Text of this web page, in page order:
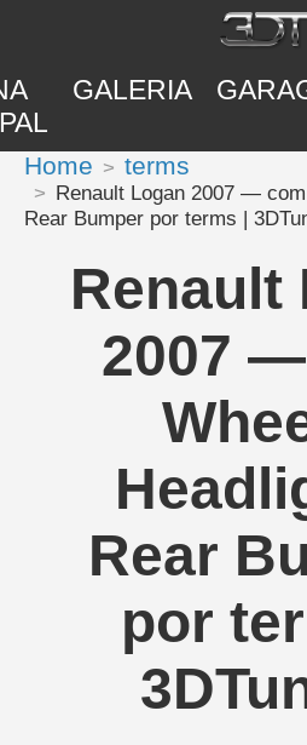
GALERIA
Home terms
Renault Logan 2007 —
Rear Bumper por terms |
Renault
2007
Rear
por